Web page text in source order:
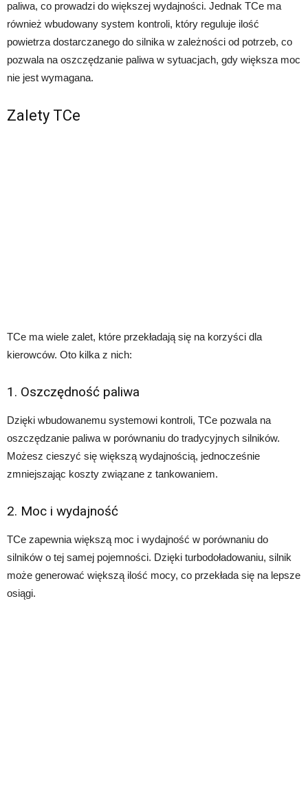
paliwa, co prowadzi do większej wydajności. Jednak TCe ma
również wbudowany system kontroli, który reguluje ilość
powietrza dostarczanego do silnika w zależności od potrzeb, co
pozwala na oszczędzanie paliwa w sytuacjach, gdy większa moc
nie jest wymagana.
Zalety TCe
TCe ma wiele zalet, które przekładają się na korzyści dla
kierowców. Oto kilka z nich:
1. Oszczędność paliwa
Dzięki wbudowanemu systemowi kontroli, TCe pozwala na
oszczędzanie paliwa w porównaniu do tradycyjnych silników.
Możesz cieszyć się większą wydajnością, jednocześnie
zmniejszając koszty związane z tankowaniem.
2. Moc i wydajność
TCe zapewnia większą moc i wydajność w porównaniu do
silników o tej samej pojemności. Dzięki turbodoładowaniu, silnik
może generować większą ilość mocy, co przekłada się na lepsze
osiągi.